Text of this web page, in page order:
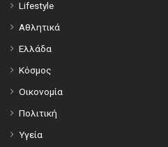
Lifestyle
Αθλητικά
Ελλάδα
Κόσμος
Οικονομία
Πολιτική
Υγεία